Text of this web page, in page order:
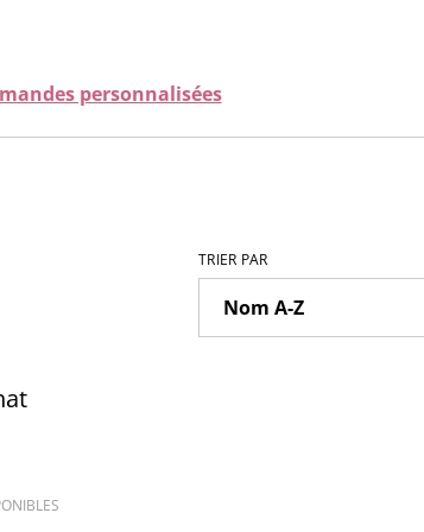
personnalisées
TRIER PAR